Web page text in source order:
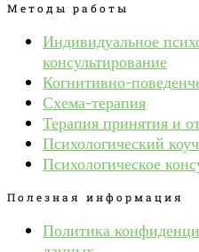
Методы работы
Индивидуальное
консультирование
Когнитивно-
Схема-терапия
Терапия принятия и
Психологический
Психологическое
Полезная информация
Политика